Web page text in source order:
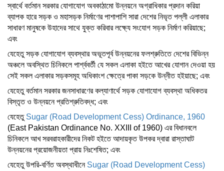
স্বার্থে বর্তমান সরকার যোগাযোগ অবকাঠামো উন্নয়নে অগ্রাধিকার প্রদান করিয়া
ব্যাপক হারে সড়ক ও মহাসড়ক নির্মাণের পাশাপাশি সারা দেশের নিভৃত পল্লী এলাকার
সাধারণ মানুষকে উহাদের সাথে যুক্ত করিবার লক্ষ্যে সংযোগ সড়ক নির্মাণ করিয়াছে;
এবং
যেহেতু সড়ক যোগাযোগ ব্যবস্থার অভূতপূর্ব উন্নয়নের ফলশ্রুতিতে দেশের বিভিন্ন
অঞ্চলে অবস্থিত চিনিকলে পার্শ্ববর্তী যে সকল এলাকা হইতে আখের যোগান দেওয়া হয়
সেই সকল এলাকার সড়কসমূহ অধিকাংশ ক্ষেত্রে পাকা সড়কে উন্নীত হইয়াছে; এবং
যেহেতু বর্তমান সরকার জনসাধারণের কল্যাণার্থে সড়ক যোগাযোগ ব্যবস্থা অধিকতর
বিস্তৃত ও উন্নয়নে প্রতিশ্রুতিবদ্ধ; এবং
যেহেতু Sugar (Road Development Cess) Ordinance, 1960
(East Pakistan Ordinance No. XXIII of 1960) এর বিধানবলে
চিনিকলে আখ সরবরাহকারীদের নিকট হইতে আদায়কৃত উপকর দ্বারা রাস্তাঘাট
উন্নয়নের প্রয়োজনীয়তা প্রায় নিঃশেষিত; এবং
যেহেতু উপরি-বর্ণিত অবস্থাধীনে Sugar (Road Development Cess)